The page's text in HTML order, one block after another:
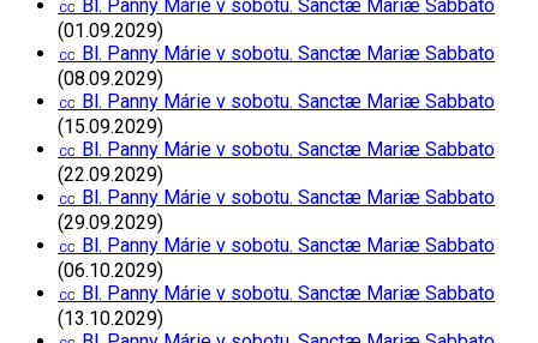
㏄ Bl. Panny Márie v sobotu. Sanctæ Mariæ Sabbato
(01.09.2029)
㏄ Bl. Panny Márie v sobotu. Sanctæ Mariæ Sabbato
(08.09.2029)
㏄ Bl. Panny Márie v sobotu. Sanctæ Mariæ Sabbato
(15.09.2029)
㏄ Bl. Panny Márie v sobotu. Sanctæ Mariæ Sabbato
(22.09.2029)
㏄ Bl. Panny Márie v sobotu. Sanctæ Mariæ Sabbato
(29.09.2029)
㏄ Bl. Panny Márie v sobotu. Sanctæ Mariæ Sabbato
(06.10.2029)
㏄ Bl. Panny Márie v sobotu. Sanctæ Mariæ Sabbato
(13.10.2029)